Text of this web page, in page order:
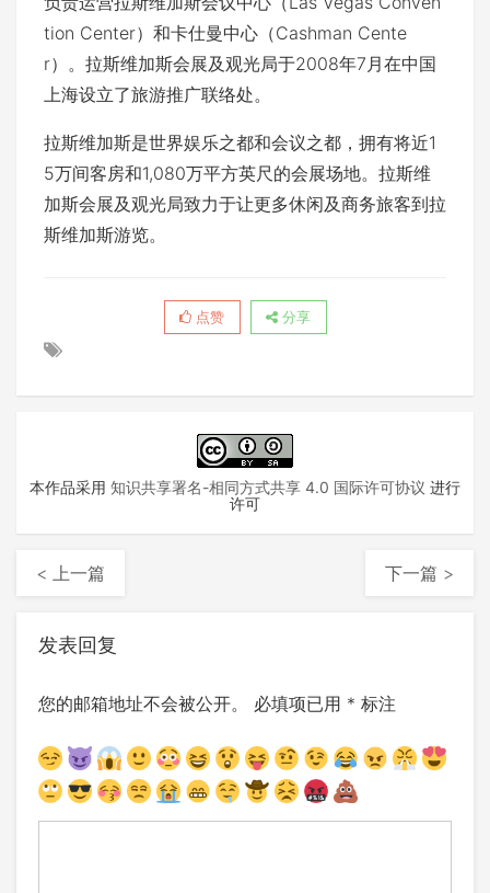
tion Center）和卡仕曼中心（Cashman Cente
r）。拉斯维加斯会展及观光局于2008年7月在中国
上海设立了旅游推广联络处。
拉斯维加斯是世界娱乐之都和会议之都，拥有将近1
5万间客房和1,080万平方英尺的会展场地。拉斯维
加斯会展及观光局致力于让更多休闲及商务旅客到拉
斯维加斯游览。
点赞 分享
本作品采用 知识共享署名-相同方式共享 4.0 国际许可协议 进行
许可
< 上一篇 下一篇 >
发表回复
您的邮箱地址不会被公开。 必填项已用 * 标注